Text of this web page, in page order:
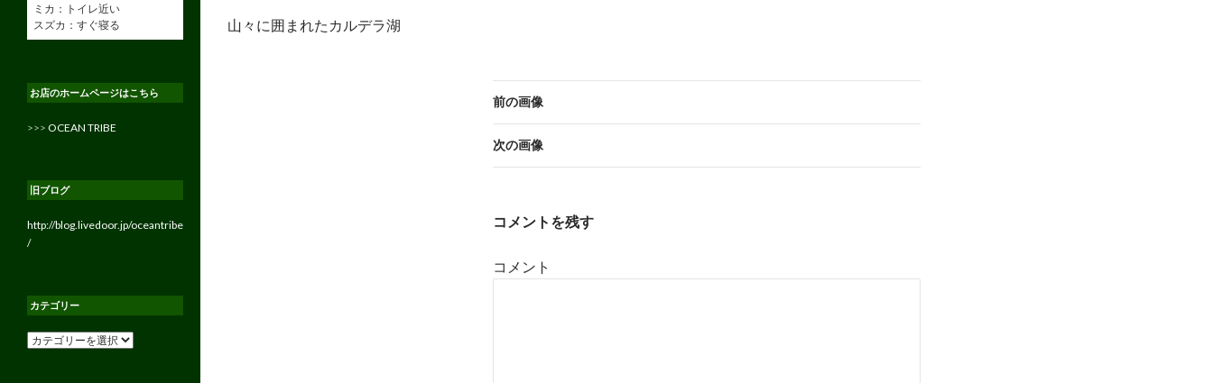
山々に囲まれたカルデラ湖
前の画像
次の画像
コメントを残す
コメント
ミカ：トイレ近い
スズカ：すぐ寝る
お店のホームページはこちら
>>> OCEAN TRIBE
旧ブログ
http://blog.livedoor.jp/oceantribe
/
カテゴリー
カ